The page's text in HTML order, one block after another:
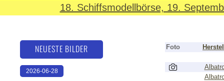
18. Schiffsmodellbörse, 19.
Foto
NEUESTE BILDER
2026-06-28